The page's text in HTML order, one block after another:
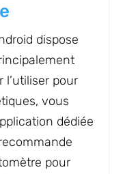
dispose
l’utiliser pour
vous
dédiée
pour